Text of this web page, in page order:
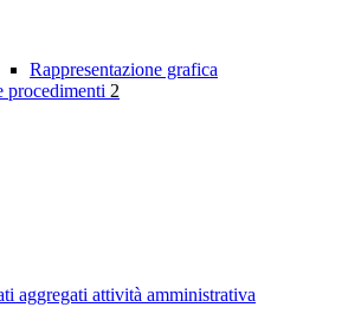
Rappresentazione grafica
procedimenti 2
aggregati attività amministrativa